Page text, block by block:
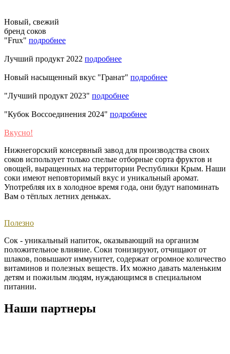
Новый, свежий
бренд соков
"Frux" подробнее
Лучший продукт 2022 подробнее
Новый насыщенный вкус "Гранат" подробнее
"Лучший продукт 2023" подробнее
"Кубок Воссоединения 2024" подробнее
Вкусно!
Нижнегорский консервный завод для производства своих
соков использует только спелые отборные сорта фруктов и
овощей, выращенных на территории Республики Крым. Наши
соки имеют неповторимый вкус и уникальный аромат.
Употребляя их в холодное время года, они будут напоминать
Вам о тёплых летних деньках. ​
Полезно
Сок - уникальный напиток, оказывающий на организм
положительное влияние. Соки тонизируют, отчищают от
шлаков, повышают иммунитет, содержат огромное количество
витаминов и полезных веществ. Их можно давать маленьким
детям и пожилым людям, нуждающимся в специальном
питании.
Наши партнеры